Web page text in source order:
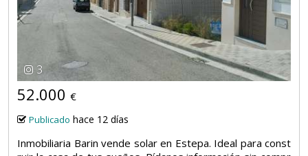
3
52.000 €
Publicado hace 12 días
Inmobiliaria Barin vende solar en Estepa. Ideal para const